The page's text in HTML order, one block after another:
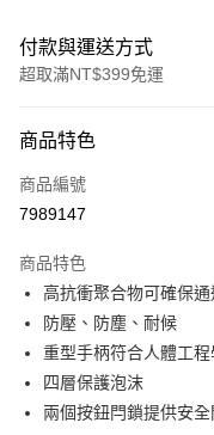
付款與運送方式
超取滿NT$399免運
信用卡一次付款
信用卡分期付款
合作金庫商業銀行
華南商業銀行
上海商業儲蓄銀行
國泰世華商業銀行
臺灣中小企業銀行
匯豐（台灣）商業銀行
聯邦商業銀行
6 期 0 利率 每期
華南商業銀行
上海商業儲蓄銀行
國泰世華商業銀行
臺灣中小企業銀行
12 期 0 利率 每期
合作金庫商業銀行
上海商業儲蓄銀行
國泰世華商業銀行
超商取貨付款
LINE Pay
商品特色
商品編號
7989147
商品特色
高抗衝聚合物可確保
防壓、防塵、耐候
重型手柄符合人體工
四層保護泡沫
兩個按鈕閂鎖提供安